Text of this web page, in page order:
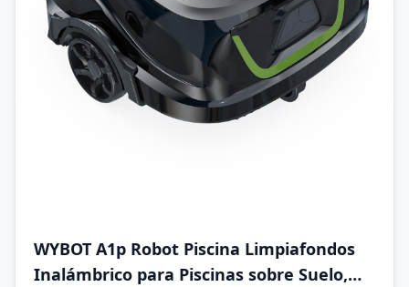
WYBOT A1p Robot Piscina Limpiafondos
Inalámbrico para Piscinas sobre Suelo,